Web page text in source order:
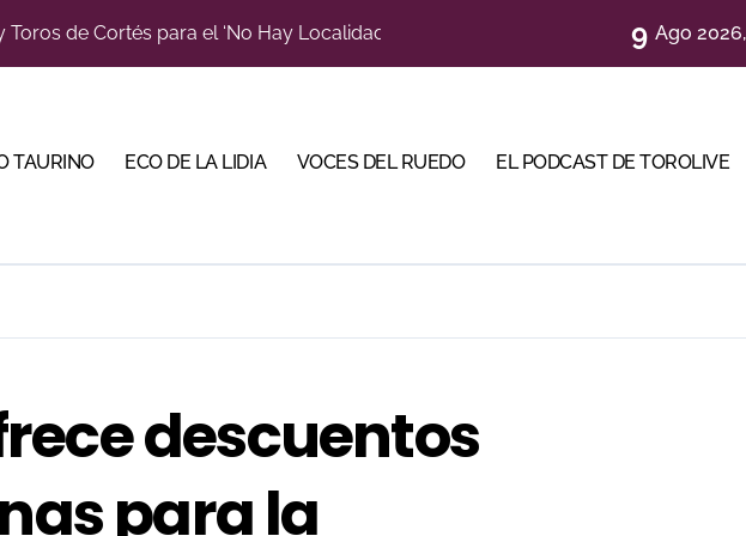
venta física para una de sus grandes citas del verano
en Pontevedra con tres orejas y una Puerta Grande de peso
abren la Puerta Grande en una tarde triunfal en Azuaga
García Jiménez cerrará la temporada de El Puerto
9 Ago
TAURINO ECO DE LA LIDIA VOCES DEL RUEDO EL PODCAST DE TOROLIVE
descuentos
para la